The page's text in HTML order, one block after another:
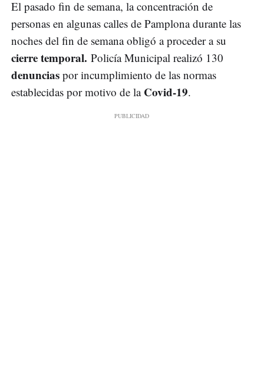
El pasado fin de semana, la concentración de
personas en algunas calles de Pamplona durante las
noches del fin de semana obligó a proceder a su
cierre temporal. Policía Municipal realizó 130
denuncias por incumplimiento de las normas
establecidas por motivo de la Covid-19.